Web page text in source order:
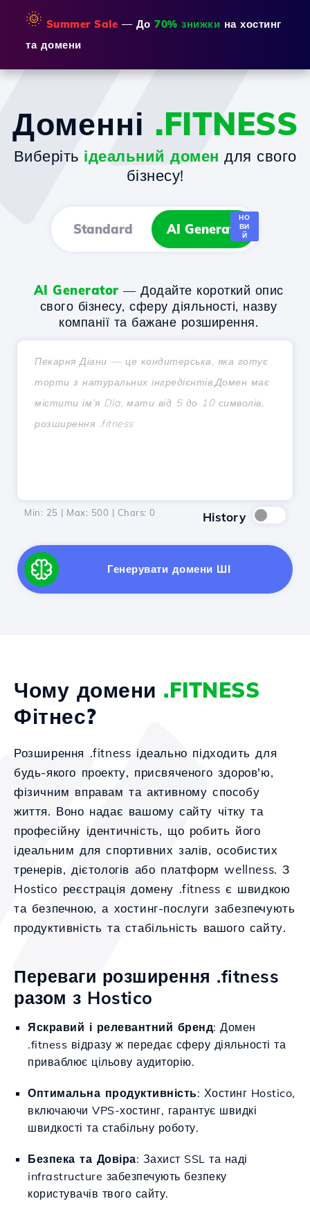
🌞 Summer Sale — До 70% знижки на хостинг
та домени
Доменні .FITNESS
Виберіть ідеальний домен для свого
бізнесу!
Standard AI Generator
НО
ВИ
Й
AI Generator — Додайте короткий опис
свого бізнесу, сферу діяльності, назву
компанії та бажане розширення.
Min: 25 | Max: 500 | Chars: 0 History
Генерувати домени ШІ
Чому домени .FITNESS
Фітнес?
Розширення .fitness ідеально підходить для
будь-якого проекту, присвяченого здоров'ю,
фізичним вправам та активному способу
життя. Воно надає вашому сайту чітку та
професійну ідентичність, що робить його
ідеальним для спортивних залів, особистих
тренерів, дієтологів або платформ wellness. З
Hostico реєстрація домену .fitness є швидкою
та безпечною, а хостинг-послуги забезпечують
продуктивність та стабільність вашого сайту.
Переваги розширення .fitness
разом з Hostico
Яскравий і релевантний бренд: Домен
.fitness відразу ж передає сферу діяльності та
приваблює цільову аудиторію.
Оптимальна продуктивність: Хостинг Hostico,
включаючи VPS-хостинг, гарантує швидкі
швидкості та стабільну роботу.
Безпека та Довіра: Захист SSL та наді
infrastructure забезпечують безпеку
користувачів твого сайту.